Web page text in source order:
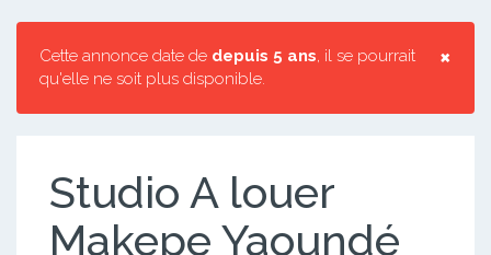
×
Cette annonce date de depuis 5 ans, il se pourrait
qu'elle ne soit plus disponible.
Studio A louer
Makepe Yaoundé